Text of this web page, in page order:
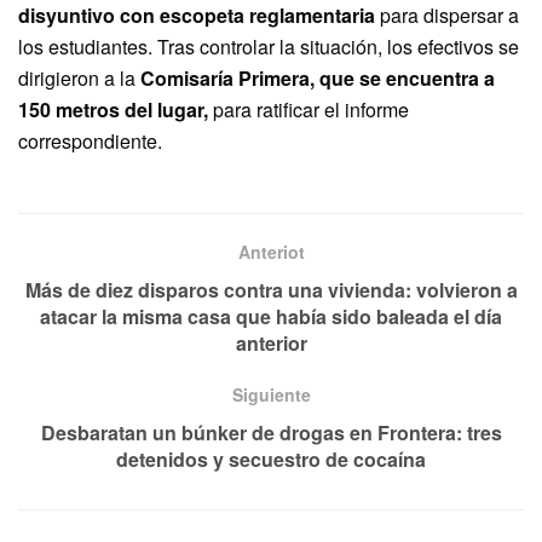
disyuntivo con escopeta reglamentariapara dispersar a
los estudiantes. Tras controlar la situación, los efectivos se
dirigieron a laComisaría Primera, que se encuentra a
150 metros del lugar,para ratificar el informe
correspondiente.
Anteriot
Más de diez disparos contra una vivienda: volvieron a
atacar la misma casa que había sido baleada el día
anterior
Siguiente
Desbaratan un búnker de drogas en Frontera: tres
detenidos y secuestro de cocaína